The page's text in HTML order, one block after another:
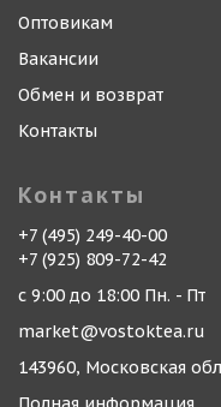
Оптовикам
Вакансии
Обмен и возврат
Контакты
Контакты
+7 (495) 249-40-00
+7 (925) 809-72-42
с 9:00 до 18:00 Пн. - Пт
market@vostoktea.ru
143960, Московская